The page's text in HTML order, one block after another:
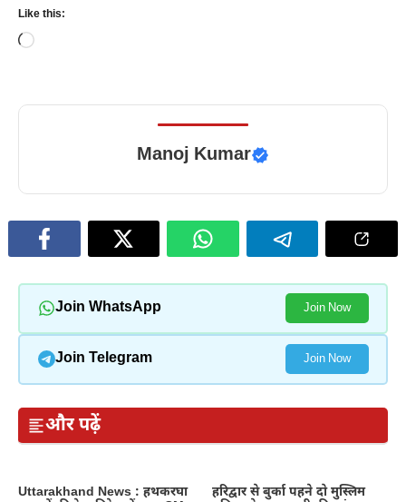
Like this:
Loading…
Manoj Kumar
Join WhatsApp Join Now
Join Telegram Join Now
और पढ़ें
Uttarakhand News : हथकरघा
हरिद्वार से बुर्का पहने दो मुस्लिम